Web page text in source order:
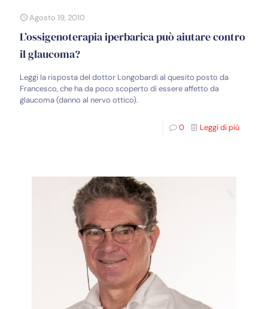
Agosto 19, 2010
L’ossigenoterapia iperbarica può aiutare contro
il glaucoma?
Leggi la risposta del dottor Longobardi al quesito posto da
Francesco, che ha da poco scoperto di essere affetto da
glaucoma (danno al nervo ottico).
0 Leggi di più